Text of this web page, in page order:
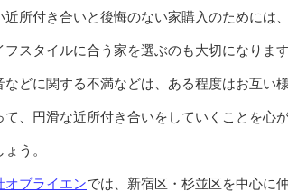
近所付き合いと後悔のない家購入のためには
フスタイルに合う家を選ぶのも大切になりま
などに関する不満などは、ある程度はお互い
て、円滑な近所付き合いをしていくことを心
う。
オブライエンでは、新宿区・杉並区を中心に